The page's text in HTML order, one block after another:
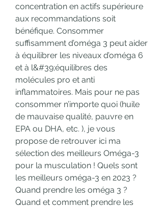
concentration en actifs supérieure
aux recommandations soit
bénéfique. Consommer
suffisamment d’oméga 3 peut aider
à équilibrer les niveaux d’oméga 6
et à l&#39;équilibres des
molécules pro et anti
inflammatoires. Mais pour ne pas
consommer n’importe quoi (huile
de mauvaise qualité, pauvre en
EPA ou DHA, etc. ), je vous
propose de retrouver ici ma
sélection des meilleurs Oméga-3
pour la musculation ! Quels sont
les meilleurs oméga-3 en 2023 ?
Quand prendre les oméga 3 ?
Quand et comment prendre les